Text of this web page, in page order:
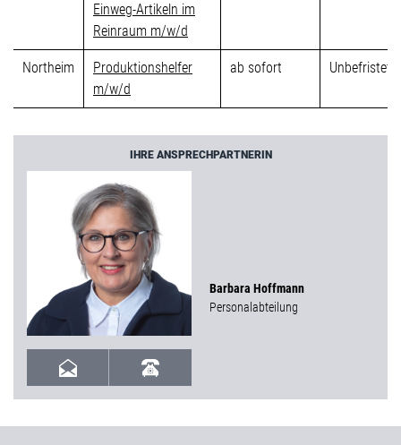
Einweg-Artikeln im
Reinraum m/w/d
Northeim
Produktionshelfer
m/w/d
ab sofort Unbefristet
IHRE ANSPRECHPARTNERIN
Barbara Hoffmann
Personalabteilung